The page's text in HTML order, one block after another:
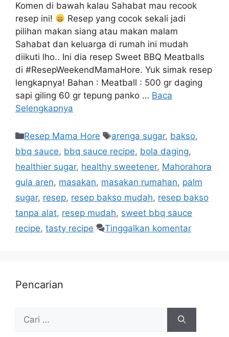
Komen di bawah kalau Sahabat mau recook
resep ini!
Resep yang cocok sekali jadi
pilihan makan siang atau makan malam
Sahabat dan keluarga di rumah ini mudah
diikuti lho.. Ini dia resep Sweet BBQ Meatballs
di #ResepWeekendMamaHore. Yuk simak resep
lengkapnya! Bahan : Meatball : 500 gr daging
sapi giling 60 gr tepung panko … Baca
Selengkapnya
Resep Mama Hore arenga sugar, bakso,
bbq sauce, bbq sauce recipe, bola daging,
healthier sugar, healthy sweetener, Mahorahora
gula aren, masakan, masakan rumahan, palm
sugar, resep, resep bakso mudah, resep bakso
tanpa alat, resep mudah, sweet bbq sauce
recipe, tasty recipe Tinggalkan komentar
Pencarian